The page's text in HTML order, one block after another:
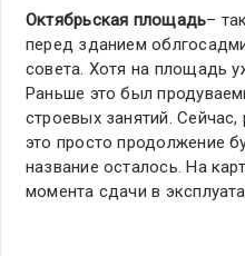
Октябрьская площадь–
перед зданием
совета. Хотя на площадь
Раньше это был
строевых занятий.
это просто продолжение
название осталось. На
момента сдачи в